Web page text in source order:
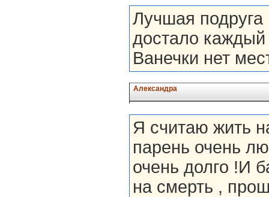
Лучшая подруга
достало каждый
Ванечки нет
Александра
Я считаю жить
парень очень
очень долго !И
на смерть ,